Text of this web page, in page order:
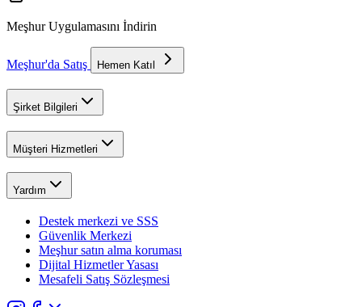
Meşhur Uygulamasını İndirin
Meşhur'da Satış Hemen Katıl
Şirket Bilgileri
Müşteri Hizmetleri
Yardım
Destek merkezi ve SSS
Güvenlik Merkezi
Meşhur satın alma koruması
Dijital Hizmetler Yasası
Mesafeli Satış Sözleşmesi